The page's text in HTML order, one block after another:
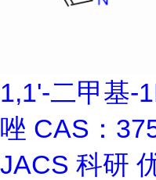
1,1'-二甲基-
唑 CAS：
JACS 科研